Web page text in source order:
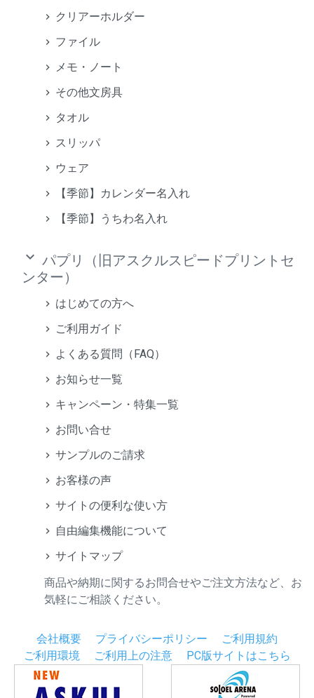
クリアーホルダー
ファイル
メモ・ノート
その他文房具
タオル
スリッパ
ウェア
【季節】カレンダー名入れ
【季節】うちわ名入れ
keyboard_arrow_down パプリ（旧アスクルスピードプリントセ
ンター）
はじめての方へ
ご利用ガイド
よくある質問（FAQ）
お知らせ一覧
キャンペーン・特集一覧
お問い合せ
サンプルのご請求
お客様の声
サイトの便利な使い方
自由編集機能について
サイトマップ
商品や納期に関するお問合せやご注文方法など、お
気軽にご相談ください。
会社概要 プライバシーポリシー
ご利用規約
ご利用環境
ご利用上の注意 PC版サイトはこちら